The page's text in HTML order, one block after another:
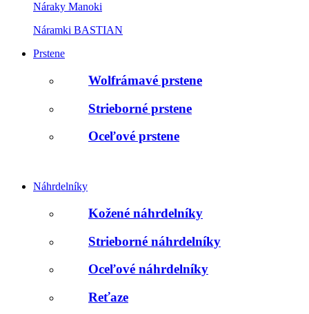
Náraky Manoki
Náramki BASTIAN
Prstene
Wolfrámavé prstene
Strieborné prstene
Oceľové prstene
Náhrdelníky
Kožené náhrdelníky
Strieborné náhrdelníky
Oceľové náhrdelníky
Reťaze